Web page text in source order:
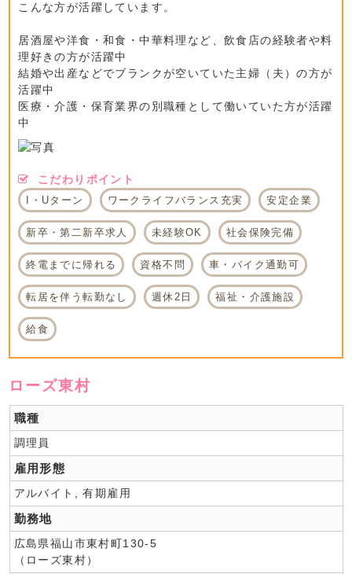
こんな方が活躍しています。
居酒屋や洋食・和食・中華料理など、飲食店の経験者や料
理好きの方が活躍中
結婚や出産などでブランクが空いていた主婦（夫）の方が
活躍中
医療・介護・保育業界の別職種として働いていた方が活躍
中
こだわりポイント
I・Uターン ワークライフバランス充実 安定企業
新卒・第二新卒求人 未経験OK 社会保険完備
終電までに帰れる 資格不問 車・バイク通勤可
転居を伴う転勤なし 週休2日 福祉・介護施設
給食
ローズ東村
職種
調理員
雇用形態
アルバイト, 有期雇用
勤務地
広島県福山市東村町130-5
（ローズ東村）